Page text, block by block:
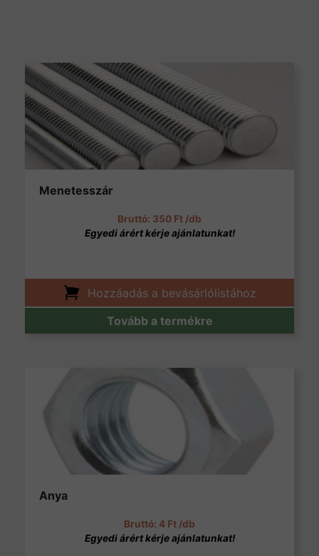
Menetesszár
350 Ft /db
Hozzáadás a bevásárlólistához
Tovább a termékre
Anya
4 Ft /db